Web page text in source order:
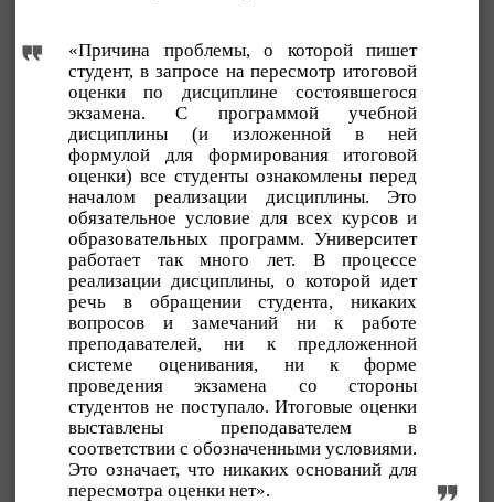
«Причина проблемы, о которой пишет
студент, в запросе на пересмотр итоговой
оценки по дисциплине состоявшегося
экзамена. С программой учебной
дисциплины (и изложенной в ней
формулой для формирования итоговой
оценки) все студенты ознакомлены перед
началом реализации дисциплины. Это
обязательное условие для всех курсов и
образовательных программ. Университет
работает так много лет. В процессе
реализации дисциплины, о которой идет
речь в обращении студента, никаких
вопросов и замечаний ни к работе
преподавателей, ни к предложенной
системе оценивания, ни к форме
проведения экзамена со стороны
студентов не поступало. Итоговые оценки
выставлены преподавателем в
соответствии с обозначенными условиями.
Это означает, что никаких оснований для
пересмотра оценки нет».